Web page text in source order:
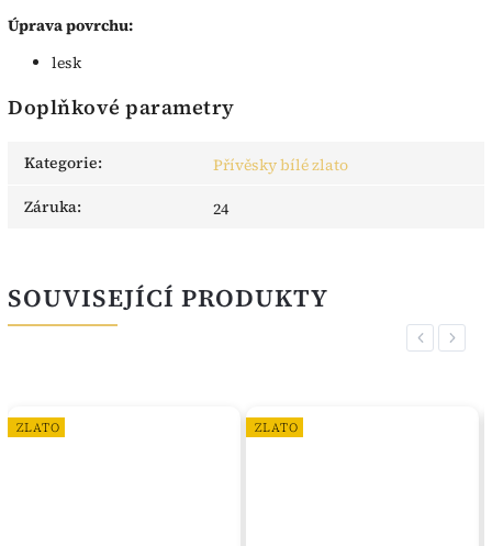
Úprava povrchu:
lesk
Doplňkové parametry
Kategorie:
Přívěsky bílé zlato
Záruka: 24
SOUVISEJÍCÍ PRODUKTY
Previous
ZLATO ZLATO
Next